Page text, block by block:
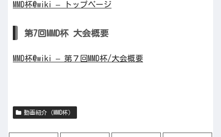
MMD杯@wiki – トップページ
第7回MMD杯 大会概要
MMD杯@wiki – 第７回MMD杯/大会概要
動画紹介（MMD杯）